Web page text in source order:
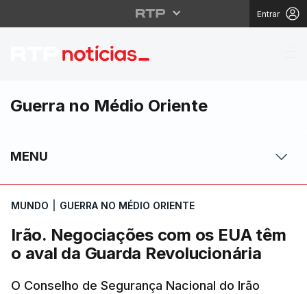
Entrar
Irão. Negociações
Guerra no Médio Oriente
MENU
MUNDO GUERRA NO MÉDIO ORIENTE
Irão. Negociações com os EUA têm
o aval da Guarda Revolucionária
O Conselho de Segurança Nacional do Irão